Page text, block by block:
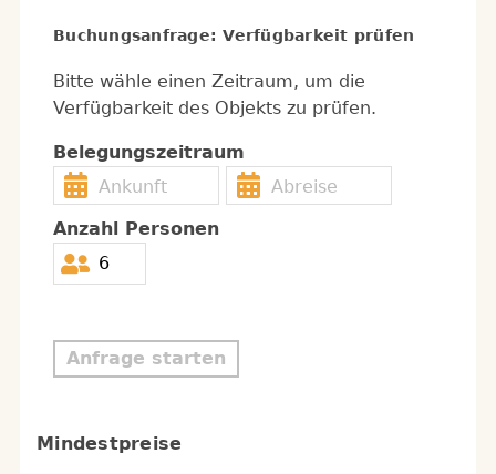
Buchungsanfrage: Verfügbarkeit prüfen
Bitte wähle einen Zeitraum, um die
Verfügbarkeit des Objekts zu prüfen.
Belegungszeitraum
Anzahl Personen
Anfrage starten
Mindestpreise